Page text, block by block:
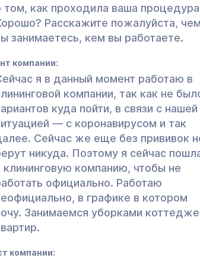
том, как проходила ваша
Расскажите пожалуйста, чем
занимаетесь, кем вы работаете.
компании:
я в данный момент работаю в
компании, так как не
куда пойти, в связи с нашей
— с коронавирусом и так
Сейчас же еще без прививок
никуда. Поэтому я сейчас
клининговую компанию, чтобы не
официально. Работаю
в графике в котором
Занимаемся уборками
компании: